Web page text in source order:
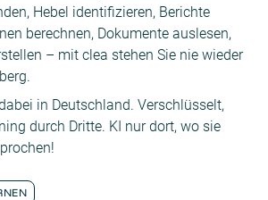
Hebel identifizieren, Berichte
berechnen, Dokumente auslesen,
– mit clea stehen Sie nie wieder
in Deutschland. Verschlüsselt,
durch Dritte. KI nur dort, wo sie